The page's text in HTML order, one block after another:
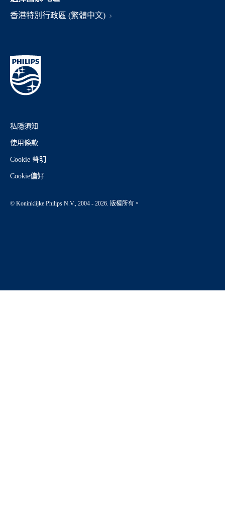
香港特別行政區 (繁體中文)
私隱須知
使用條款
Cookie 聲明
Cookie偏好
© Koninklijke Philips N.V., 2004 - 2026. 版權所有。